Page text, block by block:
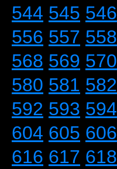
544 545 546
556 557 558
568 569 570
580 581 582
592 593 594
604 605 606
616 617 618